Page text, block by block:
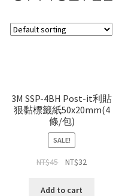
3M SSP-4BH Post-it利貼
狠黏標籤紙50x20mm(4
條/包)
SALE!
NT$45 NT$32
Add to cart